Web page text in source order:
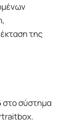
της
στο σύστημα